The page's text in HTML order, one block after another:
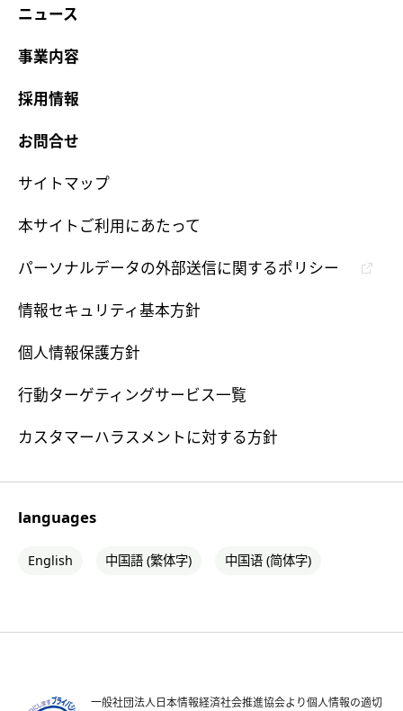
ニュース
事業内容
採用情報
お問合せ
サイトマップ
本サイトご利用にあたって
パーソナルデータの外部送信に関するポリシー
情報セキュリティ基本方針
個人情報保護方針
行動ターゲティングサービス一覧
カスタマーハラスメントに対する方針
languages
English 中国語 (繁体字) 中国语 (简体字)
一般社団法人日本情報経済社会推進協会より個人情報の適切